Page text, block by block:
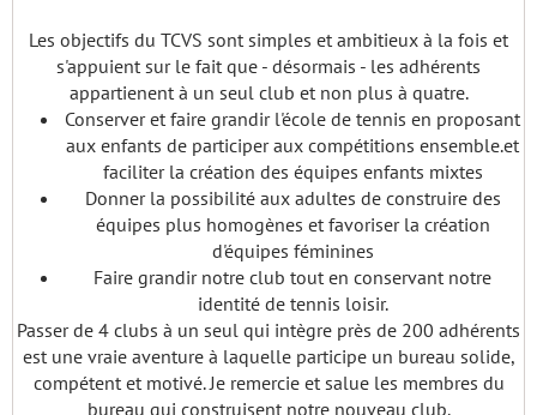
Les objectifs du TCVS sont simples et ambitieux à la fois et
s'appuient sur le fait que - désormais - les adhérents
appartienent à un seul club et non plus à quatre.
Conserver et faire grandir l'école de tennis en proposant
aux enfants de participer aux compétitions ensemble.et
faciliter la création des équipes enfants mixtes
Donner la possibilité aux adultes de construire des
équipes plus homogènes et favoriser la création
d'équipes féminines
Faire grandir notre club tout en conservant notre
identité de tennis loisir.
Passer de 4 clubs à un seul qui intègre près de 200 adhérents
est une vraie aventure à laquelle participe un bureau solide,
compétent et motivé. Je remercie et salue les membres du
bureau qui construisent notre nouveau club.